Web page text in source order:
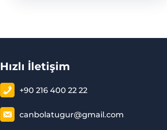
Hızlı İletişim
+90 216 400 22 22
canbolatugur@gmail.com